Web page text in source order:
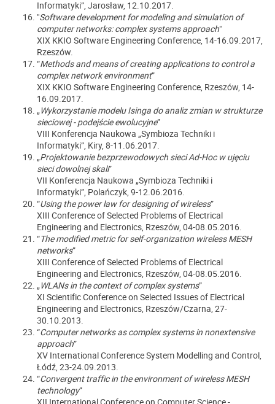
Informatyki”, Jarosław, 12.10.2017.
"Software development for modeling and simulation of
computer networks: complex systems approach"
XIX KKIO Software Engineering Conference, 14-16.09.2017,
Rzeszów.
“Methods and means of creating applications to control a
complex network environment”
XIX KKIO Software Engineering Conference, Rzeszów, 14-
16.09.2017.
„Wykorzystanie modelu Isinga do analiz zmian w strukturze
sieciowej - podejście ewolucyjne”
VIII Konferencja Naukowa „Symbioza Techniki i
Informatyki”, Kiry, 8-11.06.2017.
„Projektowanie bezprzewodowych sieci Ad-Hoc w ujęciu
sieci dowolnej skali”
VII Konferencja Naukowa „Symbioza Techniki i
Informatyki”, Polańczyk, 9-12.06.2016.
“Using the power law for designing of wireless”
XIII Conference of Selected Problems of Electrical
Engineering and Electronics, Rzeszów, 04-08.05.2016.
“The modified metric for self-organization wireless MESH
networks”
XIII Conference of Selected Problems of Electrical
Engineering and Electronics, Rzeszów, 04-08.05.2016.
„WLANs in the context of complex systems”
XI Scientific Conference on Selected Issues of Electrical
Engineering and Electronics, Rzeszów/Czarna, 27-
30.10.2013.
“Computer networks as complex systems in nonextensive
approach”
XV International Conference System Modelling and Control,
Łódź, 23-24.09.2013.
“Convergent traffic in the environment of wireless MESH
technology”